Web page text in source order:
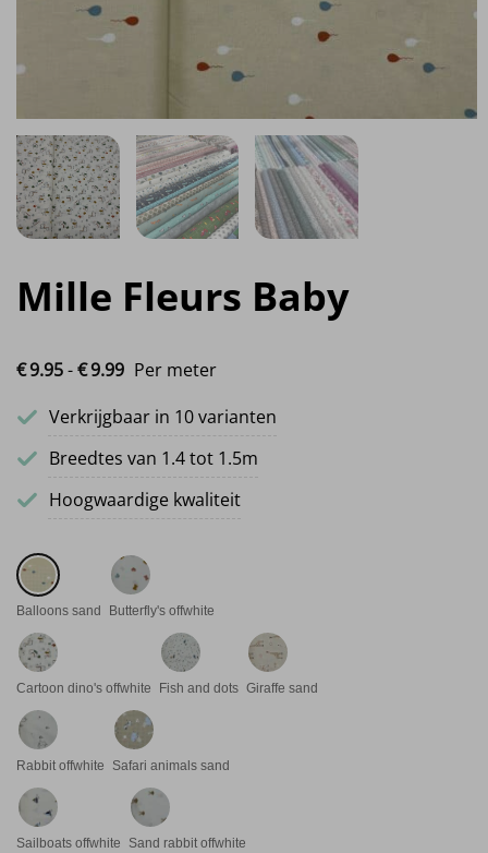
Mille Fleurs Baby
€9.95-€9.99 Prijsklasse: €9.95 tot €9.99
Per meter
Verkrijgbaar in 10 varianten
Breedtes van 1.4 tot 1.5m
Hoogwaardige kwaliteit
Balloons sand Butterfly's offwhite
Cartoon dino's offwhite Fish and dots Giraffe sand
Rabbit offwhite Safari animals sand
Sailboats offwhite Sand rabbit offwhite